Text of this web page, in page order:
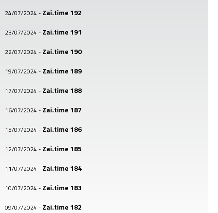
24/07/2024 - Zai.time 192
23/07/2024 - Zai.time 191
22/07/2024 - Zai.time 190
19/07/2024 - Zai.time 189
17/07/2024 - Zai.time 188
16/07/2024 - Zai.time 187
15/07/2024 - Zai.time 186
12/07/2024 - Zai.time 185
11/07/2024 - Zai.time 184
10/07/2024 - Zai.time 183
09/07/2024 - Zai.time 182